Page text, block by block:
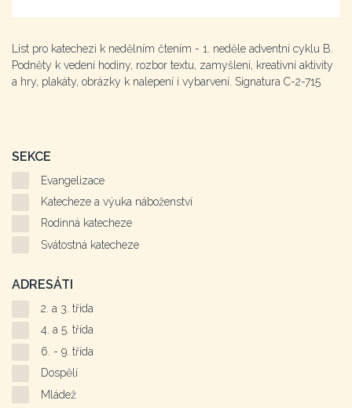
List pro katechezi k nedělním čtením - 1. neděle adventní cyklu B.
Podněty k vedení hodiny, rozbor textu, zamyšlení, kreativní aktivity
a hry, plakáty, obrázky k nalepení i vybarvení. Signatura C-2-715
SEKCE
Evangelizace
Katecheze a výuka náboženství
Rodinná katecheze
Svátostná katecheze
ADRESÁTI
2. a 3. třída
4. a 5. třída
6. - 9. třída
Dospělí
Mládež